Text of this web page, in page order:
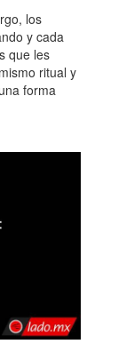
los
y cada
que les
ritual y
forma